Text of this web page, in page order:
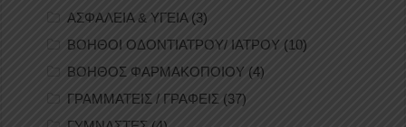
ΑΣΦΑΛΕΙΑ & ΥΓΕΙΑ(3)
ΒΟΗΘΟΙ ΟΔΟΝΤΙΑΤΡΟΥ/ ΙΑΤΡΟΥ (10)
ΒΟΗΘΟΣ ΦΑΡΜΑΚΟΠΟΙΟΥ (4)
ΓΡΑΜΜΑΤΕΙΣ / ΓΡΑΦΕΙΣ (37)